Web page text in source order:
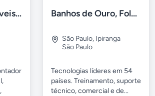
Montador de moveis zona sul moema, vila mariana Banhos de Ouro, Folheação Portátil, Metalização e mais!
São Paulo, Ipiranga
São Paulo
Tecnologias líderes em 54
países. Treinamento, suporte
técnico, comercial e de...